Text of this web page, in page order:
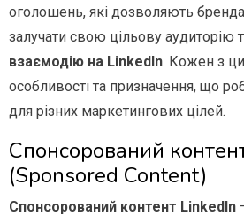
оголошень, які дозволяють
залучати свою цільову аудиторію
взаємодію на LinkedIn. Кожен з
особливості та призначення, що
для різних маркетингових цілей.
Спонсорований
(Sponsored Content)
Спонсорований контент LinkedIn